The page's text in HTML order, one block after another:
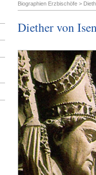
Biographien Erzbischöfe >
Diether von